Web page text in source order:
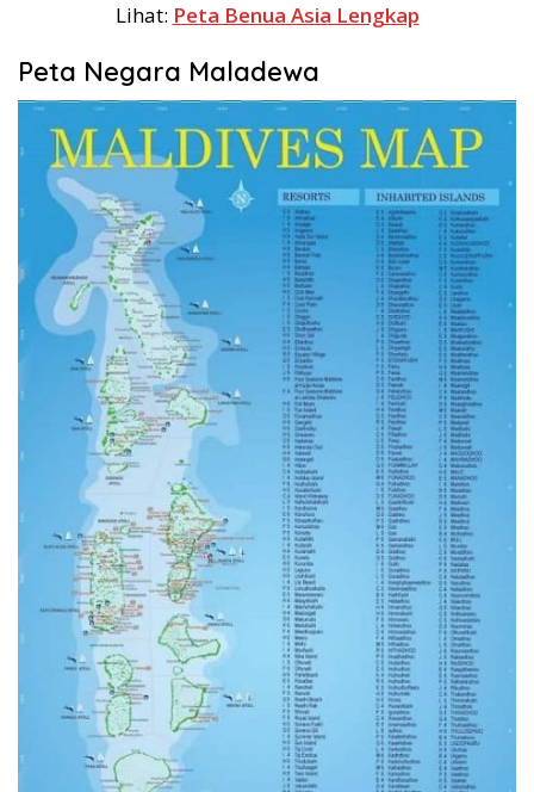
Lihat: Peta Benua Asia Lengkap
Peta Negara Maladewa